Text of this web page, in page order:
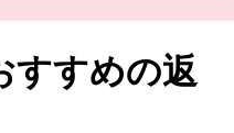
の朝市”など、自然・歴
すすめの返